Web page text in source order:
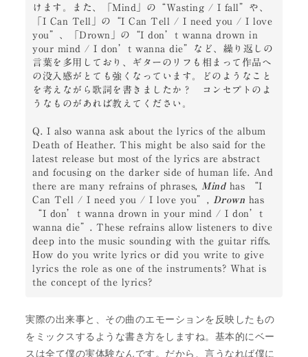
けます。また、「Mind」の“Wasting / I fall”や、
「I Can Tell」の“I Can Tell / I need you / I love
you”、「Drown」の“I don’t wanna drown in
your mind / I don’t wanna die”など、繰り返しの
言葉を多用しており、ギターのリフも相まって作品へ
の没入感がとても強くなっています。どのようなこと
を考えながら歌詞を書きましたか？　コンセプトのよ
うなものがあれば教えてください。
Q. I also wanna ask about the lyrics of the album
Death of Heather. This might be also said for the
latest release but most of the lyrics are abstract
and focusing on the darker side of human life. And
there are many refrains of phrases,
Mind has “I
Can Tell / I need you / I love you”,
Drown has
“I don’t wanna drown in your mind / I don’t
wanna die”. These refrains allow listeners to dive
deep into the music sounding with the guitar riffs.
How do you write lyrics or did you write to give
lyrics the role as one of the instruments? What is
the concept of the lyrics?
実際の出来事と、その曲のエモーションを反映したもの
をミックスするような書き方をしますね。基本的にベー